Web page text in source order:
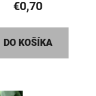
€0,70
DO KOŠÍKA